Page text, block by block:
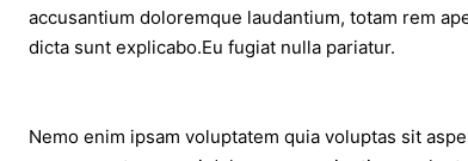
accusantium doloremque laudantium, totam rem
dicta sunt explicabo.Eu fugiat nulla pariatur.
Nemo enim ipsam voluptatem quia voluptas sit